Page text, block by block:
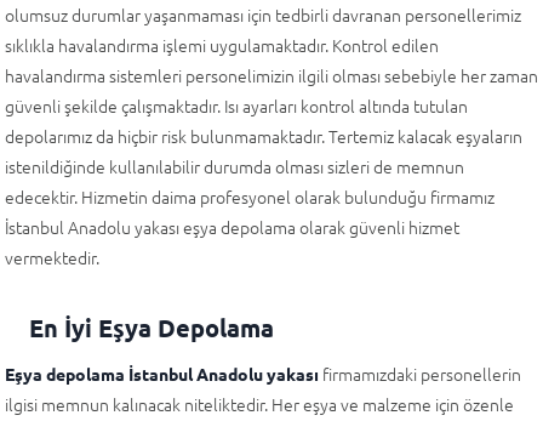
olumsuz durumlar yaşanmaması için tedbirli davranan personellerimiz
sıklıkla havalandırma işlemi uygulamaktadır. Kontrol edilen
havalandırma sistemleri personelimizin ilgili olması sebebiyle her zaman
güvenli şekilde çalışmaktadır. Isı ayarları kontrol altında tutulan
depolarımız da hiçbir risk bulunmamaktadır. Tertemiz kalacak eşyaların
istenildiğinde kullanılabilir durumda olması sizleri de memnun
edecektir. Hizmetin daima profesyonel olarak bulunduğu firmamız
İstanbul Anadolu yakası eşya depolama olarak güvenli hizmet
vermektedir.
En İyi Eşya Depolama
Eşya depolama İstanbul Anadolu yakası firmamızdaki personellerin
ilgisi memnun kalınacak niteliktedir. Her eşya ve malzeme için özenle